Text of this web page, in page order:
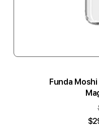
Funda